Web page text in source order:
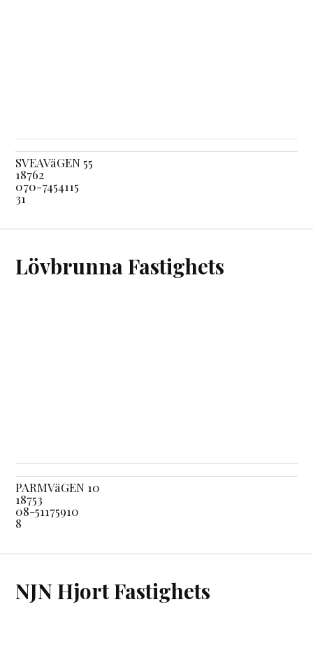
SVEAVäGEN 55
18762
070-7454115
31
Lövbrunna Fastighets
PARMVäGEN 10
18753
08-51175910
8
NJN Hjort Fastighets